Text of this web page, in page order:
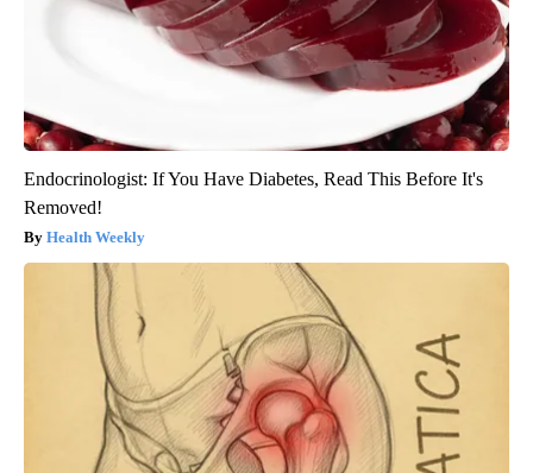
Endocrinologist: If You Have Diabetes, Read This Before It's
Removed!
Health Weekly